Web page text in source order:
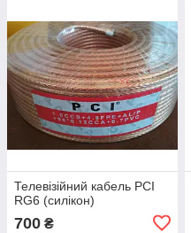
Телевізійний кабель PCI
RG6 (силікон)
700 ₴